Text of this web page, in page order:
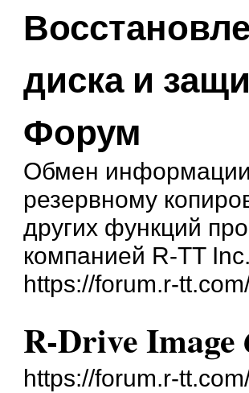
диска и
Форум
Обмен
резервному
других функций
компанией R-TT Inc.
https://forum.r-
R-Drive Image
https://forum.r-